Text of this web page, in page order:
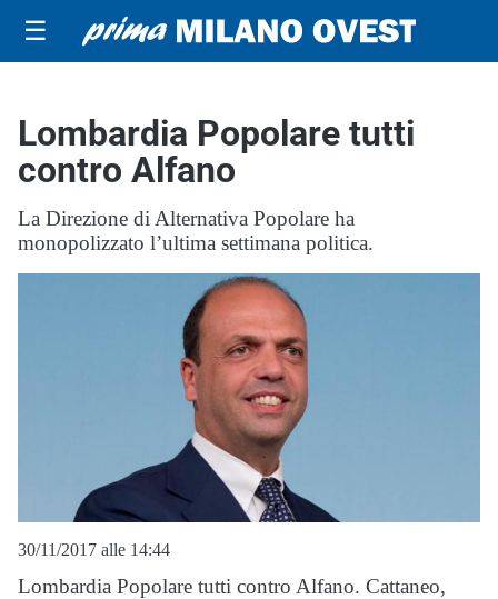
☰
Lombardia Popolare tutti
contro Alfano
La Direzione di Alternativa Popolare ha
monopolizzato l’ultima settimana politica.
30/11/2017 alle 14:44
Lombardia Popolare tutti contro Alfano. Cattaneo,